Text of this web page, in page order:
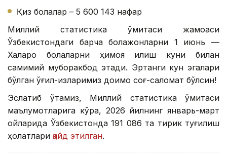
Қиз болалар – 5 600 143 нафар
Миллий статистика қўмитаси жамоаси
Ўзбекистондаги барча болажонларни 1 июнь —
Халқаро болаларни ҳимоя қилиш куни билан
самимий муборакбод этади. Эртанги кун эгалари
бўлган ўғил-қизларимиз доимо соғ-саломат бўлсин!
Эслатиб ўтамиз, Миллий статистика қўмитаси
маълумотларига кўра, 2026 йилнинг январь-март
ойларида Ўзбекистонда 191 086 та тирик туғилиш
ҳолатлари қайд этилган.